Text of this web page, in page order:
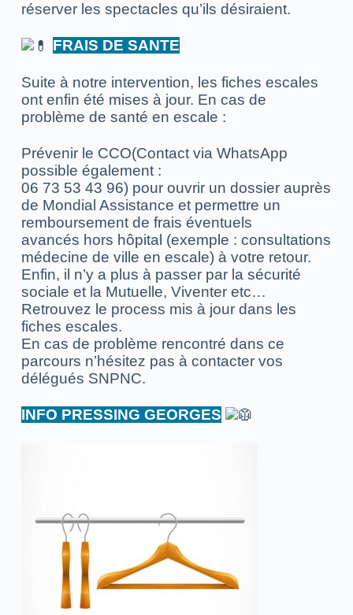
réserver les spectacles qu’ils désiraient.
FRAIS DE SANTE
Suite à notre intervention, les fiches escales
ont enfin été mises à jour. En cas de
problème de santé en escale :
Prévenir le CCO(Contact via WhatsApp
possible également :
06 73 53 43 96) pour ouvrir un dossier auprès
de Mondial Assistance et permettre un
remboursement de frais éventuels
avancés hors hôpital (exemple : consultations
médecine de ville en escale) à votre retour.
Enfin, il n’y a plus à passer par la sécurité
sociale et la Mutuelle, Viventer etc…
Retrouvez le process mis à jour dans les
fiches escales.
En cas de problème rencontré dans ce
parcours n’hésitez pas à contacter vos
délégués SNPNC.
INFO PRESSING GEORGES